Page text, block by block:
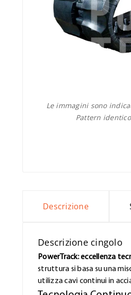
Le immagini sono
Pattern
Descrizione
Descrizione cingolo
PowerTrack: eccellenza
struttura si basa su una
utilizza cavi continui in